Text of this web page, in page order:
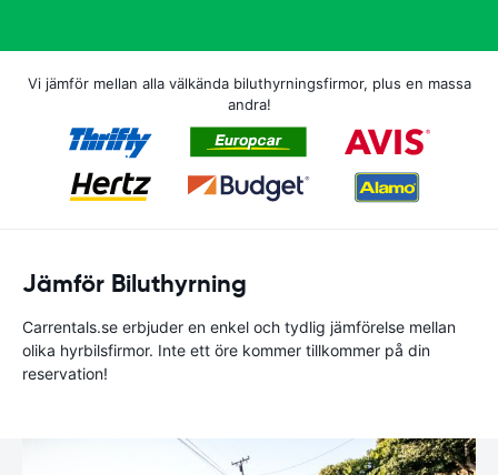
Vi jämför mellan alla välkända biluthyrningsfirmor, plus en massa
andra!
Jämför Biluthyrning
Carrentals.se erbjuder en enkel och tydlig jämförelse mellan
olika hyrbilsfirmor. Inte ett öre kommer tillkommer på din
reservation!